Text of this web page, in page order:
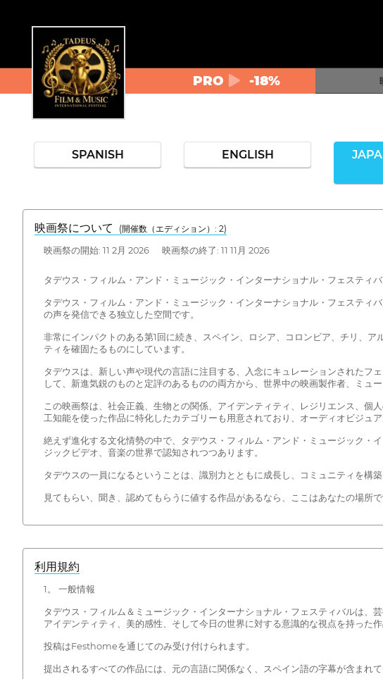
PRO -18%
SPANISH ENGLISH
映画祭について (開催数（エディション）: 2)
映画祭の開始: 11 2月 2026 映画祭の終了: 11 11月 2026
タデウス・フィルム・アンド・ミュージック・インターナショナル・フェスティ
タデウス・フィルム・アンド・ミュージック・インターナショナル・フェステ
の声を発信できる独立した空間です。
非常にインパクトのある第1回に続き、スペイン、ロシア、コロンビア、チリ、
ティを確固たるものにしています。
タデウスは、新しい声や現代の言語に注目する、入念にキュレーションされた
して、新進気鋭のものと定評のあるものの両方から、世界中の映画製作者、ミュ
この映画祭は、社会正義、生物との関係、アイデンティティ、レジリエンス、個
工知能を使った作品に特化したカテゴリーも用意されており、オーディオビジュ
絶えず進化する文化情勢の中で、タデウス・フィルム・アンド・ミュージック・
ジックビデオ、音楽の世界で認知されつつあります。
タデウスの一員になるということは、識別力とともに成長し、コミュニティを構
見てもらい、聞き、認めてもらうに値する作品があるなら、ここはあなたの場所で
利用規約
1。 一般情報
タデウス・フィルム＆ミュージック・インターナショナル・フェスティバルは
アイデンティティ、美的感性、そして今日の世界に対する意識的な視点を持った作
投稿はFesthomeを通じてのみ受け付けられます。
提出されるすべての作品には、元の言語に関係なく、スペイン語の字幕が含まれ